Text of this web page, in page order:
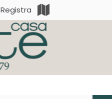
Registra